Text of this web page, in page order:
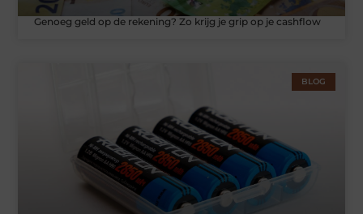
Genoeg geld op de rekening? Zo krijg je grip op je cashflow
BLOG